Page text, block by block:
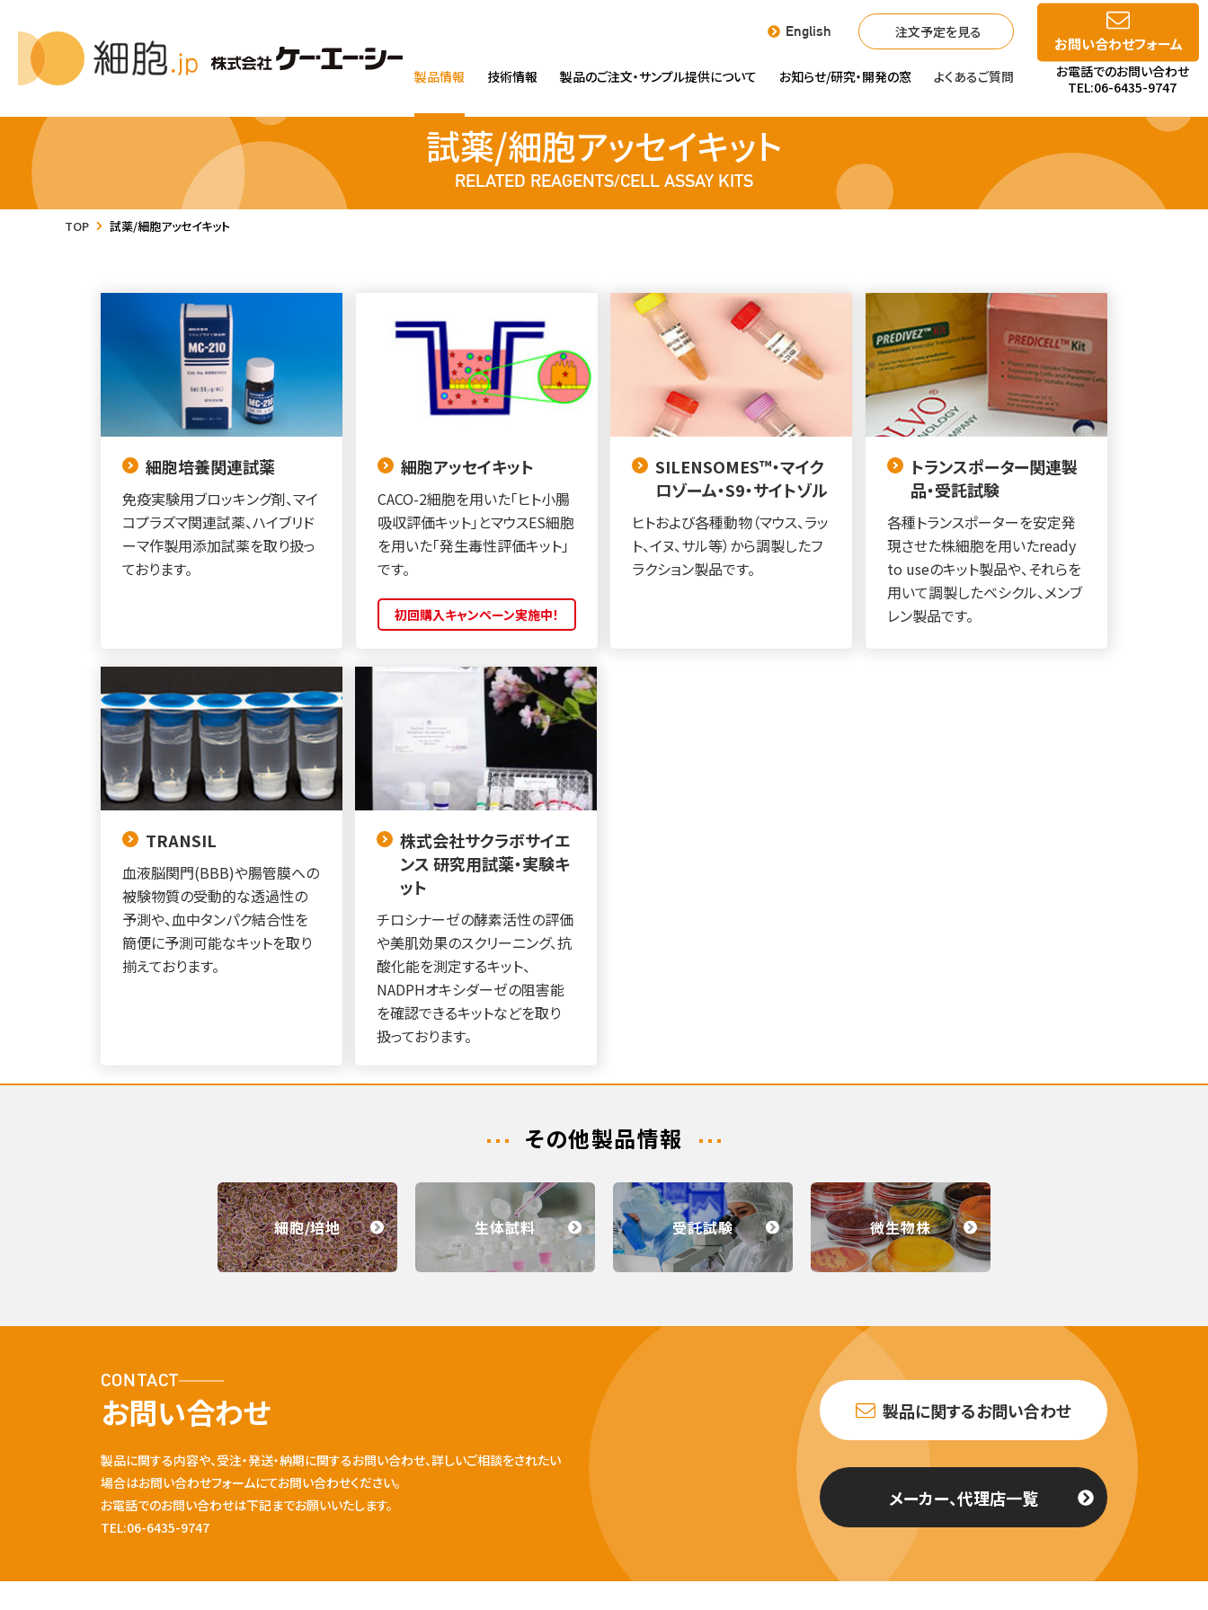
English 注文予定を見る
製品情報 技術情報 製品のご注文・サンプル提供について お知らせ/研究・開発の窓 よくあるご質問
お問い合わせフォーム
お電話でのお問い合わせ
TEL:06-6435-9747
試薬/細胞アッセイキット
RELATED REAGENTS/CELL ASSAY KITS
TOP 試薬/細胞アッセイキット
細胞培養関連試薬
免疫実験用ブロッキング剤、マイ
コプラズマ関連試薬、ハイブリド
ーマ作製用添加試薬を取り扱っ
ております。
細胞アッセイキット
CACO-2細胞を用いた「ヒト小腸
吸収評価キット」とマウスES細胞
を用いた「発生毒性評価キット」
です。
初回購入キャンペーン実施中！
SILENSOMES™・マイク
ロゾーム・S9・サイトゾル
ヒトおよび各種動物（マウス、ラッ
ト、イヌ、サル等）から調製したフ
ラクション製品です。
トランスポーター関連製
品・受託試験
各種トランスポーターを安定発
現させた株細胞を用いたready
to useのキット製品や、それらを
用いて調製したベシクル、メンブ
レン製品です。
TRANSIL
血液脳関門(BBB)や腸管膜への
被験物質の受動的な透過性の
予測や、血中タンパク結合性を
簡便に予測可能なキットを取り
揃えております。
株式会社サクラボサイエ
ンス 研究用試薬・実験キ
ット
チロシナーゼの酵素活性の評価
や美肌効果のスクリーニング、抗
酸化能を測定するキット、
NADPHオキシダーゼの阻害能
を確認できるキットなどを取り
扱っております。
その他製品情報
細胞/培地 生体試料 受託試験 微生物株
CONTACT
お問い合わせ
製品に関する内容や、受注・発送・納期に関するお問い合わせ、詳しいご相談をされたい
場合はお問い合わせフォームにてお問い合わせください。
お電話でのお問い合わせは下記までお願いいたします。
TEL:06-6435-9747
製品に関するお問い合わせ
メーカー、代理店一覧